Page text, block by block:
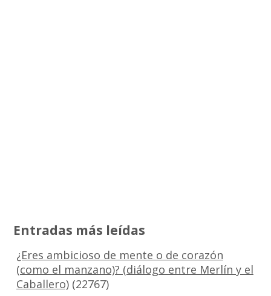
Entradas más leídas
¿Eres ambicioso de mente o de corazón
(como el manzano)? (diálogo entre Merlín y el
Caballero)(22767)